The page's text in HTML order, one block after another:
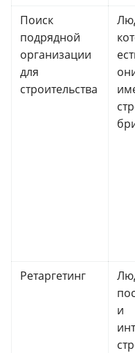
Поиск
подрядной
организации
для
строительства
Ретаргетинг
и